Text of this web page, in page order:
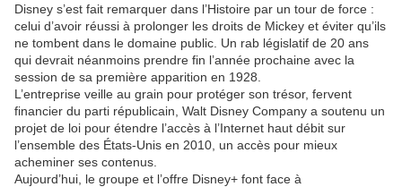
Disney s’est fait remarquer dans l’Histoire par un tour de force :
celui d’avoir réussi à prolonger les droits de Mickey et éviter qu’ils
ne tombent dans le domaine public. Un rab législatif de 20 ans
qui devrait néanmoins prendre fin l’année prochaine avec la
session de sa première apparition en 1928.
L’entreprise veille au grain pour protéger son trésor, fervent
financier du parti républicain, Walt Disney Company a soutenu un
projet de loi pour étendre l’accès à l’Internet haut débit sur
l’ensemble des États-Unis en 2010, un accès pour mieux
acheminer ses contenus.
Aujourd’hui, le groupe et l’offre Disney+ font face à